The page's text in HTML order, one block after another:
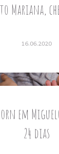
Mariana,
16.06.2020
em
24 dias